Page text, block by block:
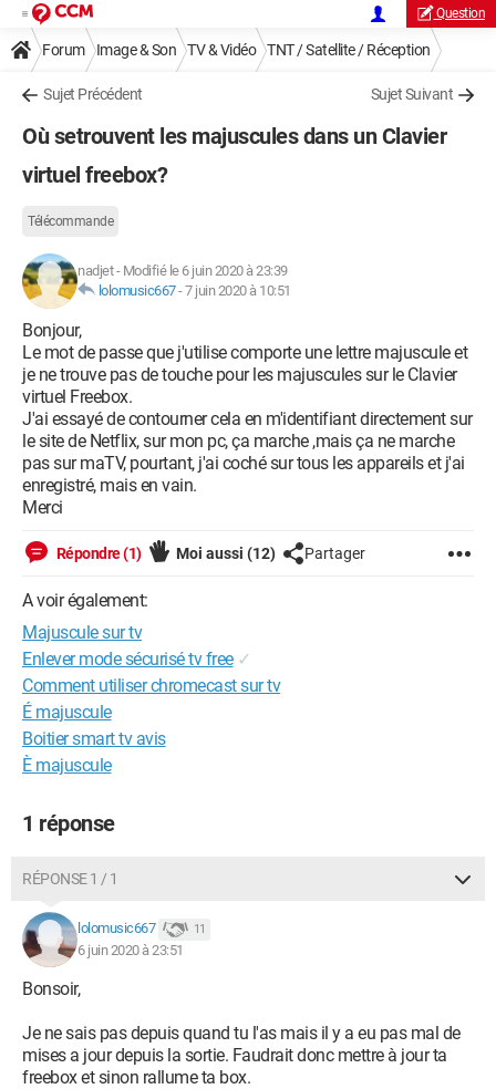
Question
Forum Image & Son TV & Vidéo TNT / Satellite / Réception
Sujet Précédent Sujet Suivant
Où setrouvent les majuscules dans un Clavier
virtuel freebox?
Télécommande
nadjet- Modifié le 6 juin 2020 à 23:39
lolomusic667-7 juin 2020 à 10:51
Bonjour,
Le mot de passe que j'utilise comporte une lettre majuscule et
je ne trouve pas de touche pour les majuscules sur le Clavier
virtuel Freebox.
J'ai essayé de contourner cela en m'identifiant directement sur
le site de Netflix, sur mon pc, ça marche ,mais ça ne marche
pas sur maTV, pourtant, j'ai coché sur tous les appareils et j'ai
enregistré, mais en vain.
Merci
Répondre (1) Moi aussi (12) Partager
A voir également:
Majuscule sur tv
Enlever mode sécurisé tv free ✓
Comment utiliser chromecast sur tv
É majuscule
Boitier smart tv avis
È majuscule
1 réponse
RÉPONSE 1 / 1
lolomusic667 11
6 juin 2020 à 23:51
Bonsoir,
Je ne sais pas depuis quand tu l'as mais il y a eu pas mal de
mises a jour depuis la sortie. Faudrait donc mettre à jour ta
freebox et sinon rallume ta box.